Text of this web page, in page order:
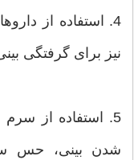
4. استفاده از
نیز برای گرفتگی
5. استفاده از
شدن بینی، حس